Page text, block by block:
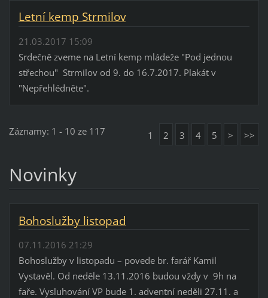
Letní kemp Strmilov
21.03.2017 15:09
Srdečně zveme na Letní kemp mládeže "Pod jednou
střechou" Strmilov od 9. do 16.7.2017. Plakát v
"Nepřehlédněte".
Záznamy: 1 - 10 ze 117 1 2 3 4 5 > >>
Novinky
Bohoslužby listopad
07.11.2016 21:29
Bohoslužby v listopadu – povede br. farář Kamil
Vystavěl. Od neděle 13.11.2016 budou vždy v 9h na
faře. Vysluhování VP bude 1. adventní neděli 27.11. a